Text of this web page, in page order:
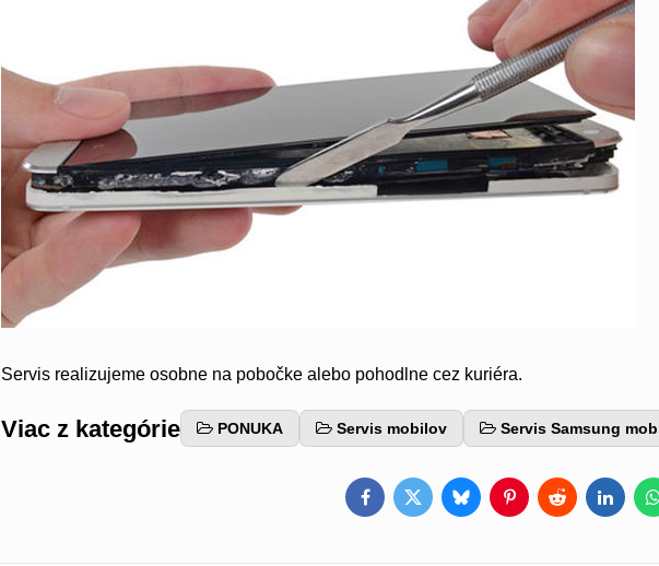
Servis realizujeme osobne na pobočke alebo pohodlne cez kuriéra.
Viac z kategórie PONUKA Servis mobilov Servis Samsung
FacebookTwitterBlueskyPinterestReddit